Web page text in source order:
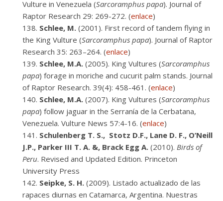
Vulture in Venezuela (Sarcoramphus papa). Journal of
Raptor Research 29: 269-272. (enlace)
Schlee, M. (2001). First record of tandem flying in
the King Vulture (Sarcoramphus papa). Journal of Raptor
Research 35: 263–264. (enlace)
Schlee, M.A. (2005). King Vultures (Sarcoramphus
papa) forage in moriche and cucurit palm stands. Journal
of Raptor Research. 39(4): 458-461. (enlace)
Schlee, M.A. (2007). King Vultures (Sarcoramphus
papa) follow jaguar in the Serranía de la Cerbatana,
Venezuela. Vulture News 57:4-16. (enlace)
Schulenberg T. S., Stotz D.F., Lane D. F., O’Neill
J.P., Parker III T. A. &, Brack Egg A. (2010). Birds of
Peru. Revised and Updated Edition. Princeton
University Press
Seipke, S. H. (2009). Listado actualizado de las
rapaces diurnas en Catamarca, Argentina. Nuestras